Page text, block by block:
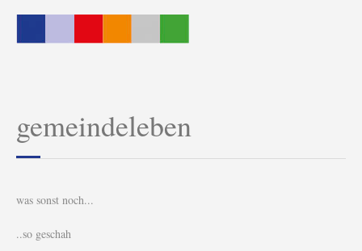
gemeindeleben
was sonst noch...
..so geschah